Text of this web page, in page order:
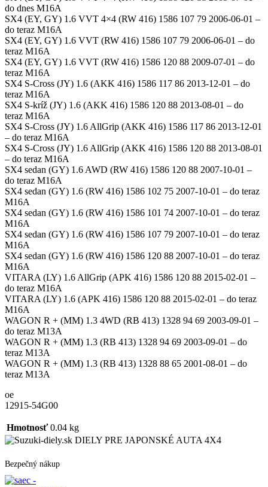
do dnes M16A
SX4 (EY, GY) 1.6 VVT 4×4 (RW 416) 1586 107 79 2006-06-01 –
do teraz M16A
SX4 (EY, GY) 1.6 VVT (RW 416) 1586 107 79 2006-06-01 – do
teraz M16A
SX4 (EY, GY) 1.6 VVT (RW 416) 1586 120 88 2009-07-01 – do
teraz M16A
SX4 S-Cross (JY) 1.6 (AKK 416) 1586 117 86 2013-12-01 – do
teraz M16A
SX4 S-kríž (JY) 1.6 (AKK 416) 1586 120 88 2013-08-01 – do
teraz M16A
SX4 S-Cross (JY) 1.6 AllGrip (AKK 416) 1586 117 86 2013-12-01
– do teraz M16A
SX4 S-Cross (JY) 1.6 AllGrip (AKK 416) 1586 120 88 2013-08-01
– do teraz M16A
SX4 sedan (GY) 1.6 AWD (RW 416) 1586 120 88 2007-10-01 –
do teraz M16A
SX4 sedan (GY) 1.6 (RW 416) 1586 102 75 2007-10-01 – do teraz
M16A
SX4 sedan (GY) 1.6 (RW 416) 1586 101 74 2007-10-01 – do teraz
M16A
SX4 sedan (GY) 1.6 (RW 416) 1586 107 79 2007-10-01 – do teraz
M16A
SX4 sedan (GY) 1.6 (RW 416) 1586 120 88 2007-10-01 – do teraz
M16A
VITARA (LY) 1.6 AllGrip (APK 416) 1586 120 88 2015-02-01 –
do teraz M16A
VITARA (LY) 1.6 (APK 416) 1586 120 88 2015-02-01 – do teraz
M16A
WAGON R + (MM) 1.3 4WD (RB 413) 1328 94 69 2003-09-01 –
do teraz M13A
WAGON R + (MM) 1.3 (RB 413) 1328 94 69 2003-09-01 – do
teraz M13A
WAGON R + (MM) 1.3 (RB 413) 1328 88 65 2001-08-01 – do
teraz M13A
oe
12915-54G00
Hmotnosť 0.04 kg
DIELY PRE JAPONSKÉ AUTA 4X4
Bezpečný nákup